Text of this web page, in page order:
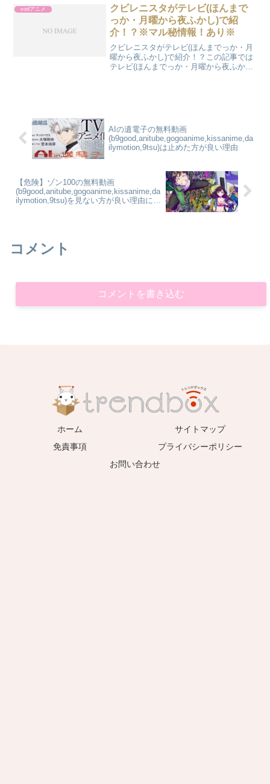
レン」をb9animeや
gogoanime,dailymotion,9anime,kissanime
,9tsuと言うキーワードでこの記事を見た
方は賢い方です。b9や
gogoanime,dailymotion,9anime,kissanime
,9tsuはウィルス感染や...
vodアニメ
クビレニスタがテレビ(ほんまで
っか・月曜から夜ふかし)で紹
介！？※マル秘情報！あり※
クビレニスタがテレビ(ほんまでっか・月
曜から夜ふかし)で紹介！？この記事では
テレビ(ほんまでっか・月曜から夜ふかし)
AIの遺電子の無料動画
(b9good,anitube,gogoanime,kissanime,da
ilymotion,9tsu)は止めた方が良い理由
【危険】ゾン100の無料動画
(b9good,anitube,gogoanime,kissanime,da
ilymotion,9tsu)を見ない方が良い理由につ
コメント
コメントを書き込む
ホーム
サイトマップ
免責事項
プライバシーポリシー
お問い合わせ